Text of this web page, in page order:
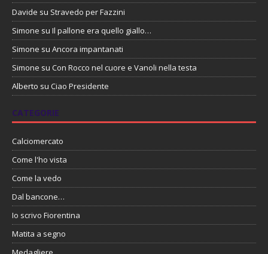
Davide su Stravedo per Fazzini
Simone su Il pallone era quello giallo…
Simone su Ancora impantanati
Simone su Con Rocco nel cuore e Vanoli nella testa
Alberto su Ciao Presidente
CATEGORIE
Calciomercato
Come l'ho vista
Come la vedo
Dal bancone…
Io scrivo Fiorentina
Matita a segno